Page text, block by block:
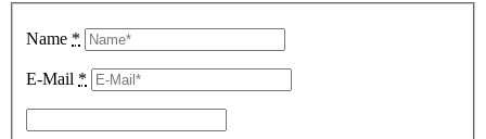
Name *
E-Mail *